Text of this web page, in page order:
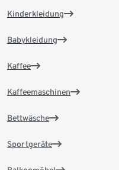
Kinderkleidung
Babykleidung
Kaffee
Kaffeemaschinen
Bettwäsche
Sportgeräte